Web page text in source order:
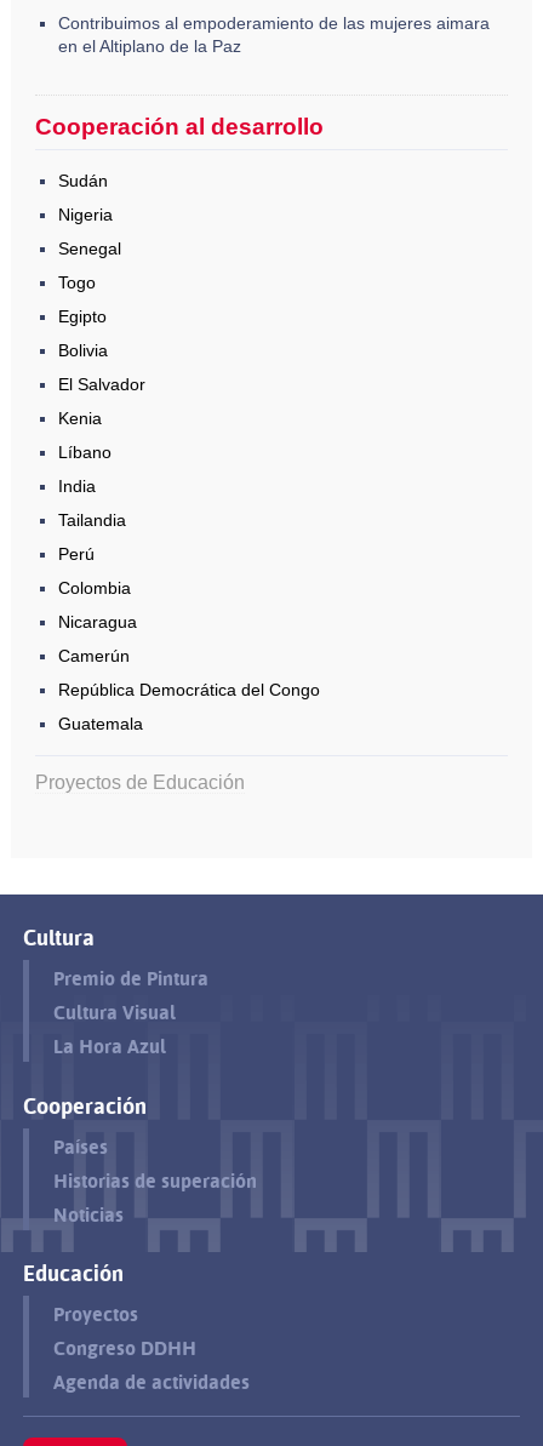
Contribuimos al empoderamiento de las mujeres aimara
en el Altiplano de la Paz
Cooperación al desarrollo
Sudán
Nigeria
Senegal
Togo
Egipto
Bolivia
El Salvador
Kenia
Líbano
India
Tailandia
Perú
Colombia
Nicaragua
Camerún
República Democrática del Congo
Guatemala
Proyectos de Educación
Cultura
Premio de Pintura
Cultura Visual
La Hora Azul
Cooperación
Países
Historias de superación
Noticias
Educación
Proyectos
Congreso DDHH
Agenda de actividades